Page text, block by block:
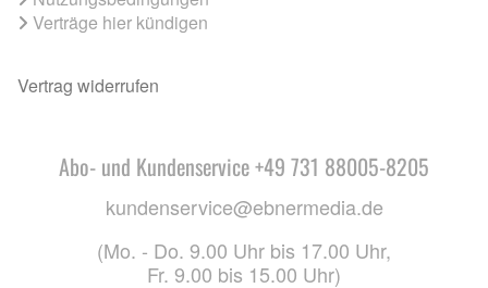
Verträge hier kündigen
Vertrag widerrufen
Abo- und Kundenservice +49 731 88005-8205
kundenservice@ebnermedia.de
(Mo. - Do. 9.00 Uhr bis 17.00 Uhr,
Fr. 9.00 bis 15.00 Uhr)